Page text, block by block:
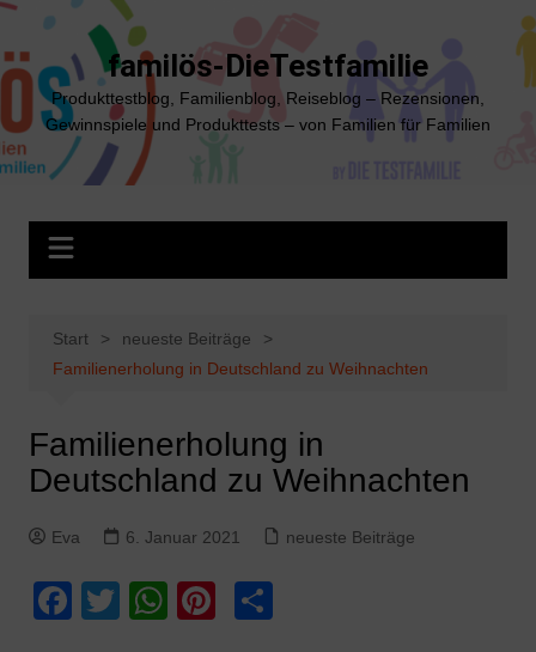
Zum
springen
familös-DieTestfamilie
Produkttestblog, Familienblog, Reiseblog – Rezensionen,
Gewinnspiele und Produkttests – von Familien für Familien
Start
neueste Beiträge
Familienerholung in Deutschland zu Weihnachten
Familienerholung in
Deutschland zu Weihnachten
Eva 6. Januar 2021 neueste Beiträge
F T W Pi T